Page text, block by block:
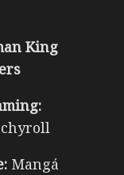
King
Mangá